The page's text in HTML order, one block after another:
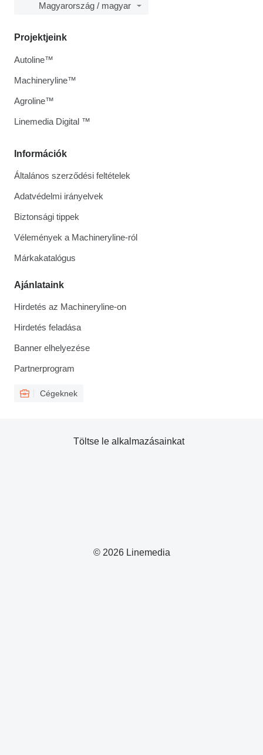
Magyarország / magyar
Információk
Általános szerződési feltételek
Adatvédelmi irányelvek
Biztonsági tippek
Vélemények a Machineryline-ról
Márkakatalógus
Ajánlataink
Hirdetés az Machineryline-on
Hirdetés feladása
Banner elhelyezése
Partnerprogram
Cégeknek
Projektjeink
Autoline™
Machineryline™
Agroline™
Linemedia Digital ™
© 2026 Linemedia
Töltse le alkalmazásainkat